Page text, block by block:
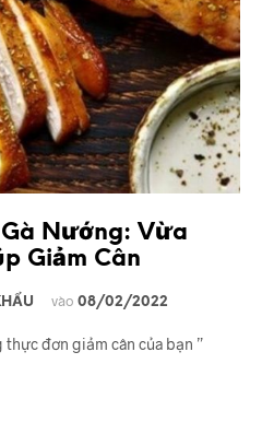
Nướng: Vừa
Giảm Cân
vào 08/02/2022
đơn giảm cân của bạn ”